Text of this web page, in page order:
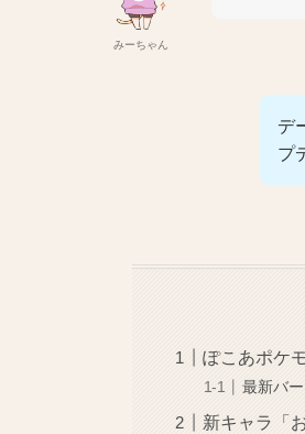
みーちゃん
デ
プ
ぽこあポケ
最新バ
新キャラ「